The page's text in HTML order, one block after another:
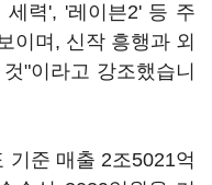
력', '레이븐2' 등 주
이며, 신작 흥행과 외
"이라고 강조했습니
기준 매출 2조5021억